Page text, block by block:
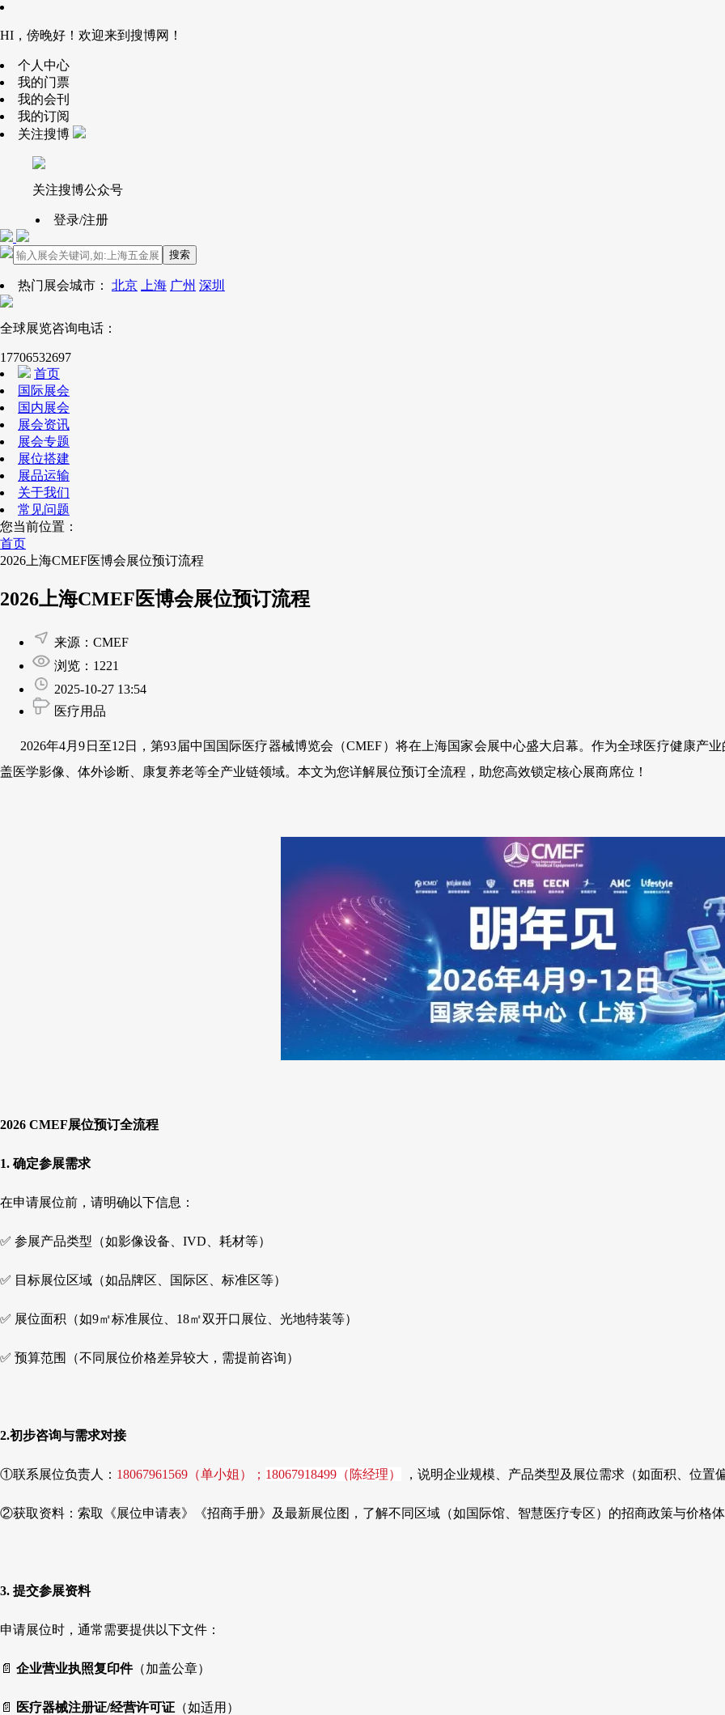
HI，傍晚好！欢迎来到搜博网！
个人中心
我的门票
我的会刊
我的订阅
关注搜博
关注搜博公众号
登录/注册
搜索
热门展会城市： 北京 上海 广州 深圳
全球展览咨询电话：
17706532697
首页
国际展会
国内展会
展会资讯
展会专题
展位搭建
展品运输
关于我们
常见问题
您当前位置：
首页
2026上海CMEF医博会展位预订流程
2026上海CMEF医博会展位预订流程
来源：CMEF
浏览：1221
2025-10-27 13:54
医疗用品
2026年4月9日至12日，第93届中国国际医疗器械博览会（CMEF）将在上海国家会展中心盛大启幕。作为全球医疗健康产
盖医学影像、体外诊断、康复养老等全产业链领域。本文为您详解展位预订全流程，助您高效锁定核心展商席位 ！
2026 CMEF展位预订全流程​
1. 确定参展需求​​
在申请展位前，请明确以下信息：
✅ ​​参展产品类型​​（如影像设备、IVD、耗材等）
✅ ​​目标展位区域​​（如​​品牌区、国际区、标准区​​等）
✅ ​​展位面积​​（如​​9㎡标准展位、18㎡双开口展位、光地特装​​等）
✅ ​​预算范围​​（不同展位价格差异较大，需提前咨询）
2.初步咨询与需求对接
①联系展位负责人： 18067961569（单小姐）； 18067918499（陈经理） ，说明企业规模、产品类型及展位需求（如面积、位置
②获取资料：索取《展位申请表》《招商手册》及最新展位图，了解不同区域（如国际馆、智慧医疗专区）的招商政策与价格体
3. 提交参展资料​
申请展位时，通常需要提供以下文件：
📄 ​ ​企业营业执照复印件​​（加盖公章）
📄 ​ ​医疗器械注册证/经营许可证​ ​（如适用）